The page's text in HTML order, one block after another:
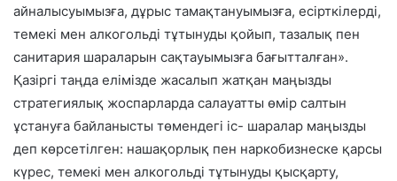
айналысуымызға, дұрыс тамақтануымызға, есірткілерді,
темекі мен алкогольді тұтынуды қойып, тазалық пен
санитария шараларын сақтауымызға бағытталған».
Қазіргі таңда елімізде жасалып жатқан маңызды
стратегиялық жоспарларда салауатты өмір салтын
ұстануға байланысты төмендегі іс- шаралар маңызды
деп көрсетілген: нашақорлық пен наркобизнеске қарсы
күрес, темекі мен алкогольді тұтынуды қысқарту,